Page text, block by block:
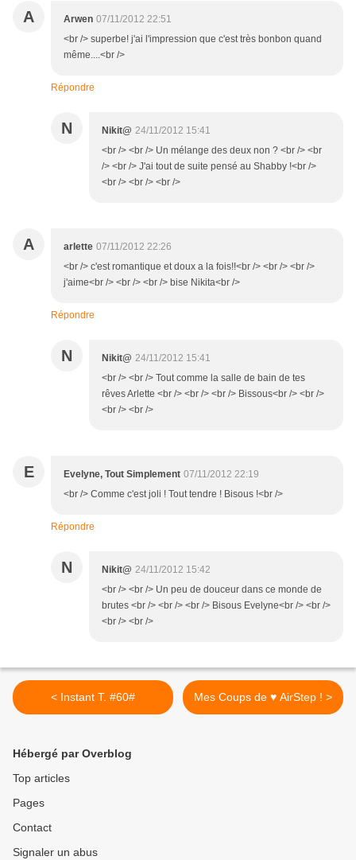
A Arwen 07/11/2012 22:51
<br /> superbe! j'ai l'impression que c'est très bonbon quand
même....<br />
Répondre
N Nikit@ 24/11/2012 15:41
<br /> <br /> Un mélange des deux non ? <br /> <br
/> <br /> J'ai tout de suite pensé au Shabby !<br />
<br /> <br /> <br />
A arlette 07/11/2012 22:26
<br /> c'est romantique et doux a la fois!!<br /> <br /> <br />
j'aime<br /> <br /> <br /> bise Nikita<br />
Répondre
N Nikit@ 24/11/2012 15:41
<br /> <br /> Tout comme la salle de bain de tes
rêves Arlette <br /> <br /> <br /> Bissous<br /> <br />
<br /> <br />
E Evelyne, Tout Simplement 07/11/2012 22:19
<br /> Comme c'est joli ! Tout tendre ! Bisous !<br />
Répondre
N Nikit@ 24/11/2012 15:42
<br /> <br /> Un peu de douceur dans ce monde de
brutes <br /> <br /> <br /> Bisous Evelyne<br /> <br />
<br /> <br />
< Instant T. #60# Mes Coups de ♥ AirStep ! >
Hébergé par Overblog
Top articles
Pages
Contact
Signaler un abus